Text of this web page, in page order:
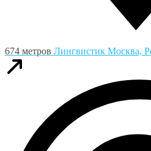
674 метров Лингвистик Москва,